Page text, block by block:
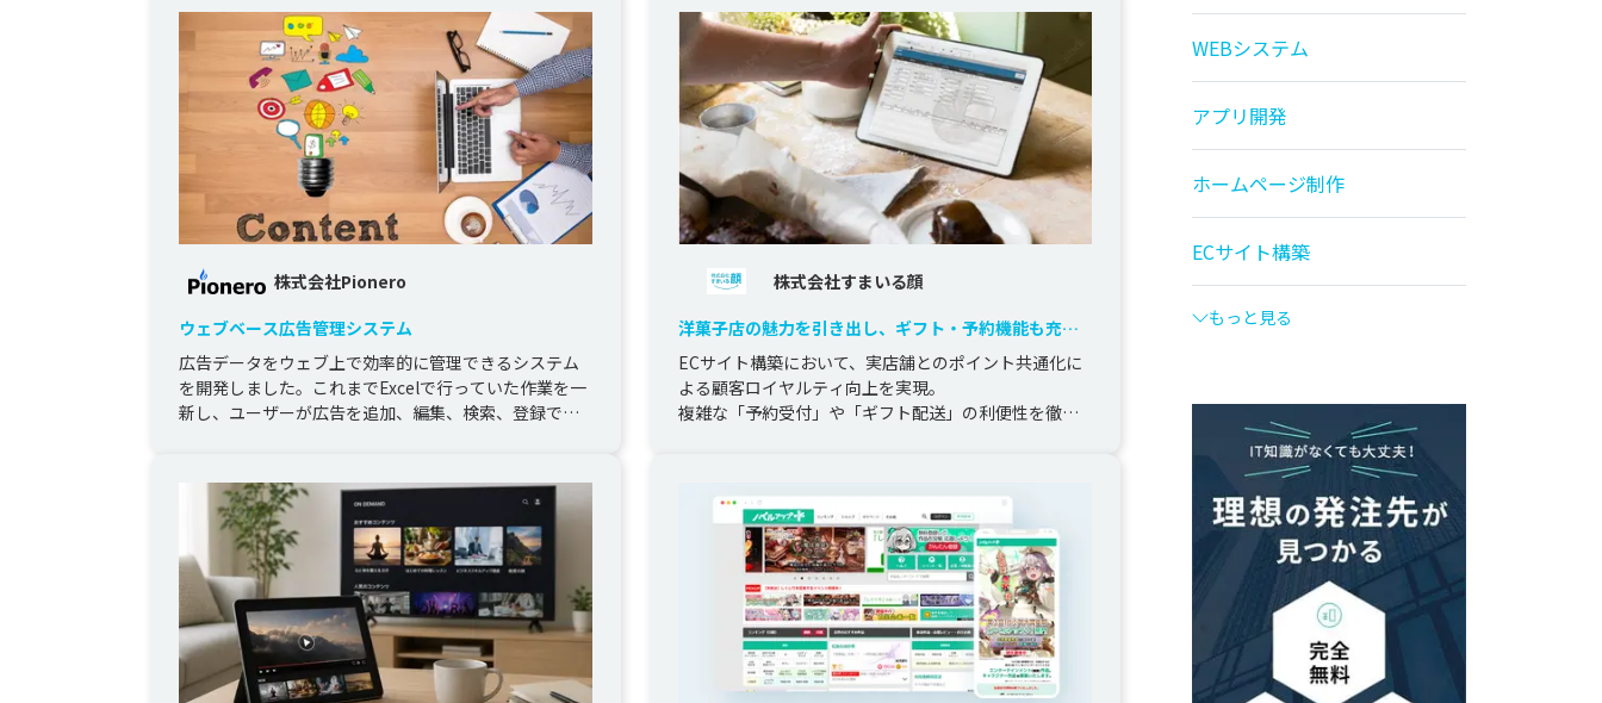
株式会社Pionero
ウェブベース広告管理システム
広告データをウェブ上で効率的に管理できるシステム
を開発しました。これまでExcelで行っていた作業を一
新し、ユーザーが広告を追加、編集、検索、登録でき
株式会社すまいる顔
洋菓子店の魅力を引き出し、ギフト・予約機能も充実
させたECサイト構築
ECサイト構築において、実店舗とのポイント共通化に
よる顧客ロイヤルティ向上を実現。
複雑な「予約受付」や「ギフト配送」の利便性を徹底
WEBシステム
アプリ開発
ホームページ制作
ECサイト構築
もっと見る